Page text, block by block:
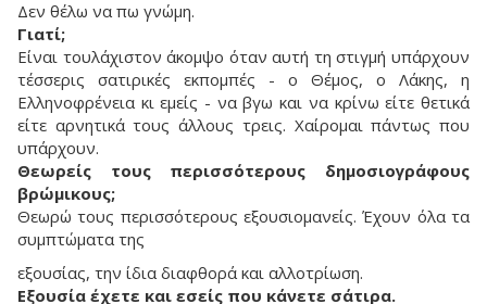
Δεν θέλω να πω γνώμη.
Γιατί;
Είναι τουλάχιστον άκομψο όταν αυτή τη στιγμή υπάρχουν
τέσσερις σατιρικές εκπομπές - ο Θέμος, ο Λάκης, η
Ελληνοφρένεια κι εμείς - να βγω και να κρίνω είτε θετικά
είτε αρνητικά τους άλλους τρεις. Χαίρομαι πάντως που
υπάρχουν.
Θεωρείς τους περισσότερους δημοσιογράφους
βρώμικους;
Θεωρώ τους περισσότερους εξουσιομανείς. Έχουν όλα τα
συμπτώματα της
εξουσίας, την ίδια διαφθορά και αλλοτρίωση.
Εξουσία έχετε και εσείς που κάνετε σάτιρα.